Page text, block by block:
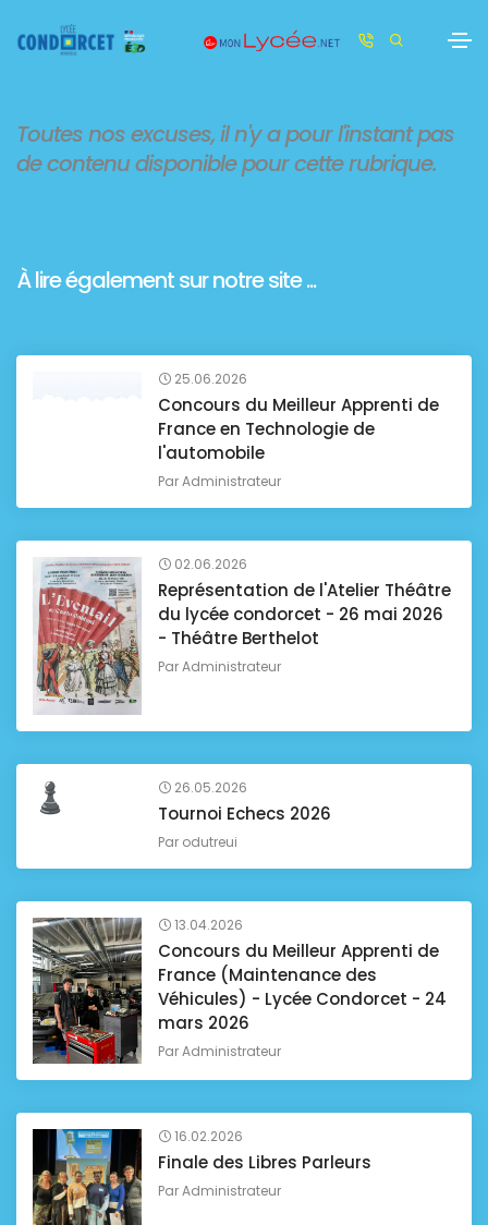
Toutes nos excuses, il n'y a pour l'instant pas
de contenu disponible pour cette rubrique.
À lire également sur notre site ...
25.06.2026
Concours du Meilleur Apprenti de
France en Technologie de
l'automobile
ParAdministrateur
02.06.2026
Représentation de l'Atelier Théâtre
du lycée condorcet - 26 mai 2026
- Théâtre Berthelot
ParAdministrateur
26.05.2026
Tournoi Echecs 2026
Par odutreui
13.04.2026
Concours du Meilleur Apprenti de
France (Maintenance des
Véhicules) - Lycée Condorcet - 24
mars 2026
ParAdministrateur
16.02.2026
Finale des Libres Parleurs
ParAdministrateur